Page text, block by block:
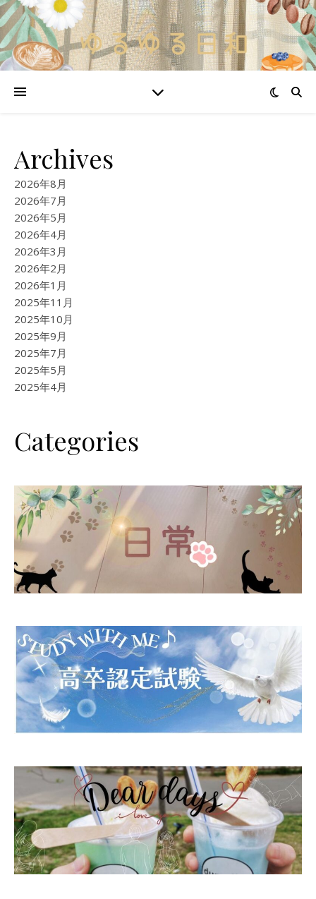
Archives
2026年8月
2026年7月
2026年5月
2026年4月
2026年3月
2026年2月
2026年1月
2025年11月
2025年10月
2025年9月
2025年7月
2025年5月
2025年4月
Categories